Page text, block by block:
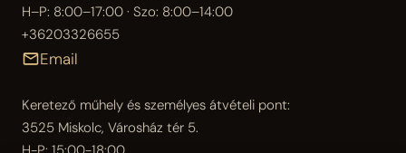
H–P: 8:00–17:00 · Szo: 8:00–14:00
+36203326655
Email
Keretező műhely és személyes átvételi pont:
3525 Miskolc, Városház tér 5.